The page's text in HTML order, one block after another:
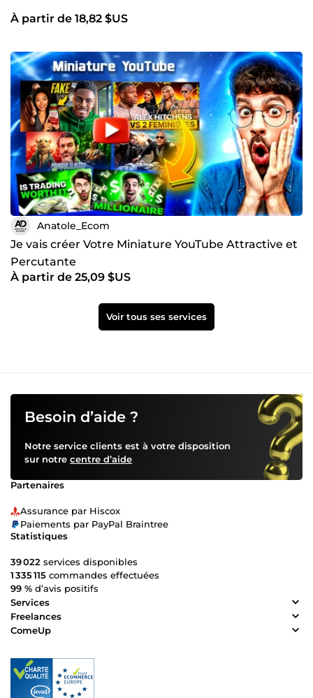
À partir de 18,82 $US
Anatole_Ecom
Je vais créer Votre Miniature YouTube Attractive et
Percutante
À partir de 25,09 $US
Voir tous ses services
Besoin d’aide ?
Notre service clients est à votre disposition
sur notre centre d’aide
Partenaires
Assurance par Hiscox
Paiements par PayPal Braintree
Statistiques
39 022 services disponibles
1 335 115 commandes effectuées
99 % d’avis positifs
Services
Freelances
ComeUp